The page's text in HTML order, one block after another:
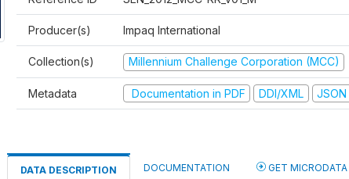
Producer(s) Impaq International
Collection(s) Millennium Challenge Corporation (MCC)
Metadata Documentation in PDF DDI/XML JSON
DATA DESCRIPTION DOCUMENTATION GET MICRODATA